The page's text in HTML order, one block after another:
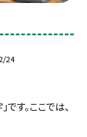
24
です。ここでは、